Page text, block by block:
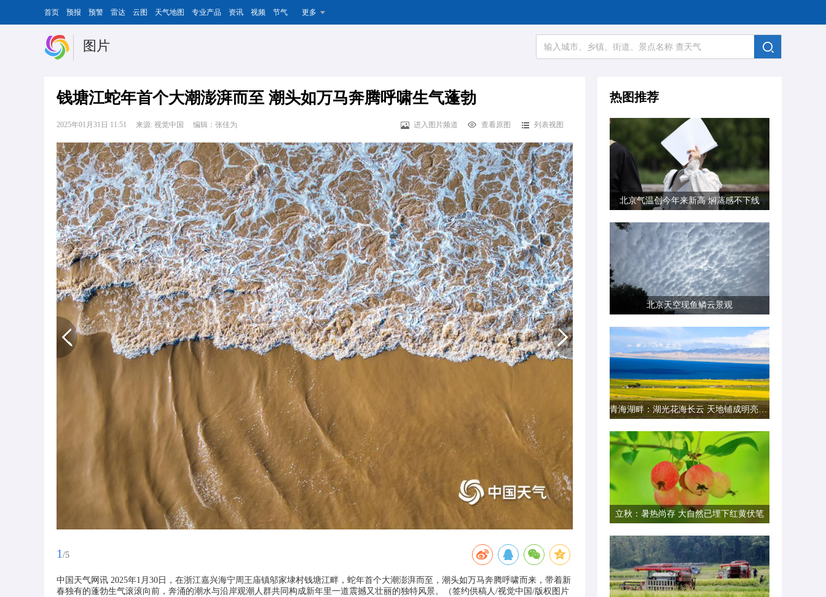
首页 预报 预警 雷达 云图 天气地图 专业产品 资讯 视频 节气 更多
图片
钱塘江蛇年首个大潮澎湃而至 潮头如万马奔腾呼啸生气蓬勃
2025年01月31日 11:51 来源: 视觉中国 编辑：张佳为 进入图片频道 查看原图 列表视图
1 /5
中国天气网讯 2025年1月30日，在浙江嘉兴海宁周王庙镇邬家埭村钱塘江畔，蛇年首个大潮澎湃而至，潮头如万马奔腾呼啸而来，带着新
春独有的蓬勃生气滚滚向前，奔涌的潮水与沿岸观潮人群共同构成新年里一道震撼又壮丽的独特风景。（签约供稿人/视觉中国/版权图片
热图推荐
北京气温创今年来新高 焖蒸感不下线
北京天空现鱼鳞云景观
青海湖畔：湖光花海长云 天地铺成明亮画卷
立秋：暑热尚存 大自然已埋下红黄伏笔